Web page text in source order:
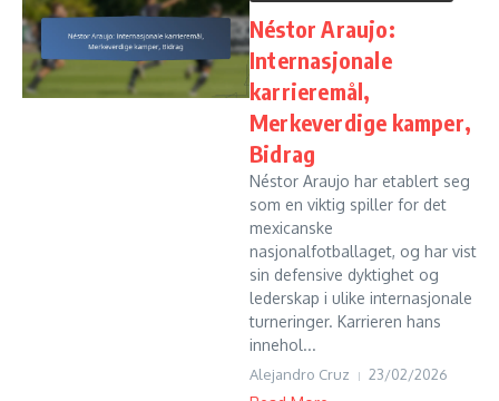
Néstor Araujo:
Internasjonale
karrieremål,
Merkeverdige kamper,
Bidrag
Néstor Araujo har etablert seg
som en viktig spiller for det
mexicanske
nasjonalfotballaget, og har vist
sin defensive dyktighet og
lederskap i ulike internasjonale
turneringer. Karrieren hans
innehol...
Alejandro Cruz 23/02/2026